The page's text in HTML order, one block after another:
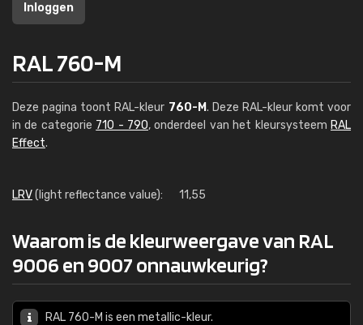
Inloggen
RAL 760-M
Deze pagina toont RAL-kleur 760-M. Deze RAL-kleur komt voor
in de categorie 710 - 790, onderdeel van het kleursysteem RAL
Effect.
LRV(light reflectance value): 11,55
Waarom is de kleurweergave van RAL
9006 en 9007 onnauwkeurig?
RAL 760-M is een metallic-kleur.